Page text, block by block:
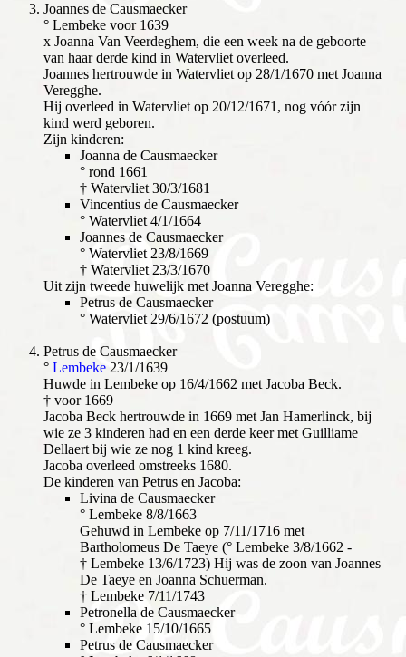
Joannes de Causmaecker
° Lembeke voor 1639
x Joanna Van Veerdeghem, die een week na de geboorte
van haar derde kind in Watervliet overleed.
Joannes hertrouwde in Watervliet op 28/1/1670 met Joanna
Veregghe.
Hij overleed in Watervliet op 20/12/1671, nog vóór zijn
kind werd geboren.
Zijn kinderen:
Joanna de Causmaecker
° rond 1661
† Watervliet 30/3/1681
Vincentius de Causmaecker
° Watervliet 4/1/1664
Joannes de Causmaecker
° Watervliet 23/8/1669
† Watervliet 23/3/1670
Uit zijn tweede huwelijk met Joanna Veregghe:
Petrus de Causmaecker
° Watervliet 29/6/1672 (postuum)
Petrus de Causmaecker
° Lembeke 23/1/1639
Huwde in Lembeke op 16/4/1662 met Jacoba Beck.
† voor 1669
Jacoba Beck hertrouwde in 1669 met Jan Hamerlinck, bij
wie ze 3 kinderen had en een derde keer met Guilliame
Dellaert bij wie ze nog 1 kind kreeg.
Jacoba overleed omstreeks 1680.
De kinderen van Petrus en Jacoba:
Livina de Causmaecker
° Lembeke 8/8/1663
Gehuwd in Lembeke op 7/11/1716 met
Bartholomeus De Taeye (° Lembeke 3/8/1662 -
† Lembeke 13/6/1723) Hij was de zoon van Joannes
De Taeye en Joanna Schuerman.
† Lembeke 7/11/1743
Petronella de Causmaecker
° Lembeke 15/10/1665
Petrus de Causmaecker